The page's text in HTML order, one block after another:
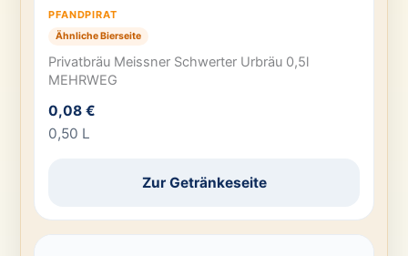
PFANDPIRAT
Ähnliche Bierseite
Privatbräu Meissner Schwerter Urbräu 0,5l
MEHRWEG
0,08 €
0,50 L
Zur Getränkeseite